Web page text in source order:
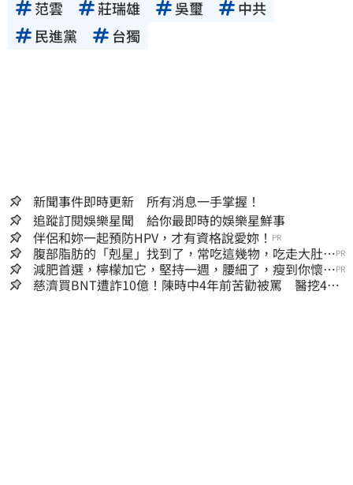
范雲 莊瑞雄 吳璽
中共
民進黨
台獨
新聞事件即時更新 所有消息一手掌握！
追蹤訂閱娛樂星聞 給你最即時的娛樂星鮮事
伴侶和妳一起預防HPV，才有資格說愛妳！ PR
腹部脂肪的「剋星」找到了，常吃這幾物，吃走大肚
囊，瘦出小蠻腰
PR
減肥首選，檸檬加它，堅持一週，腰細了，瘦到你懷疑
人生
PR
慈濟買BNT遭詐10億！陳時中4年前苦勸被罵 醫挖4年